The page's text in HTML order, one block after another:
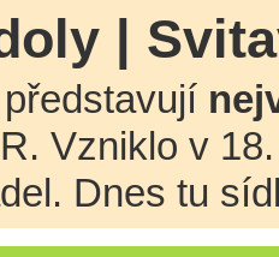
|
Vzniklo v
Dnes tu